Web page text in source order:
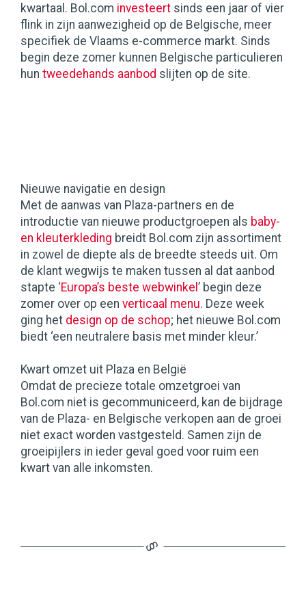
kwartaal. Bol.com investeert sinds een jaar of vier
flink in zijn aanwezigheid op de Belgische, meer
specifiek de Vlaams e-commerce markt. Sinds
begin deze zomer kunnen Belgische particulieren
hun tweedehands aanbod slijten op de site.
Nieuwe navigatie en design
Met de aanwas van Plaza-partners en de
introductie van nieuwe productgroepen als baby-
en kleuterkleding breidt Bol.com zijn assortiment
in zowel de diepte als de breedte steeds uit. Om
de klant wegwijs te maken tussen al dat aanbod
stapte ‘Europa’s beste webwinkel ’ begin deze
zomer over op een verticaal menu. Deze week
ging het design op de schop; het nieuwe Bol.com
biedt ‘een neutralere basis met minder kleur.’
Kwart omzet uit Plaza en België
Omdat de precieze totale omzetgroei van
Bol.com niet is gecommuniceerd, kan de bijdrage
van de Plaza- en Belgische verkopen aan de groei
niet exact worden vastgesteld. Samen zijn de
groeipijlers in ieder geval goed voor ruim een
kwart van alle inkomsten.